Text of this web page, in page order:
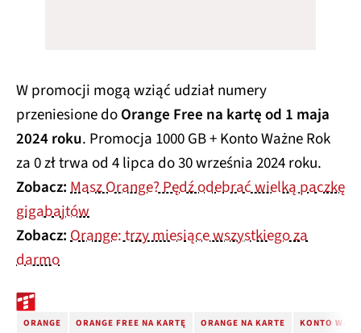
W promocji mogą wziąć udział numery
przeniesione doOrange Free na kartę od 1 maja
2024 roku. Promocja 1000 GB + Konto Ważne Rok
za 0 zł trwa od 4 lipca do 30 września 2024 roku.
Zobacz:Masz Orange? Pędź odebrać wielką paczkę
gigabajtów
Zobacz:Orange: trzy miesiące wszystkiego za
darmo
ORANGE ORANGE FREE NA KARTĘ ORANGE NA KARTE KONTO